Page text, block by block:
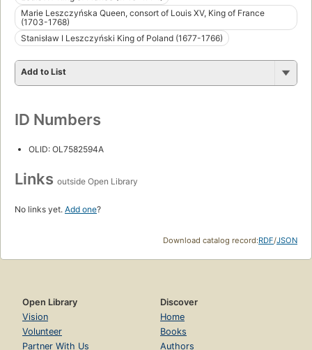
Marie Leszczyńska Queen, consort of Louis XV, King of France
(1703-1768)
Stanisław I Leszczyński King of Poland (1677-1766)
Add to List
ID Numbers
OLID: OL7582594A
Links outside Open Library
No links yet. Add one?
Download catalog record:RDF/JSON
Open Library
Vision
Volunteer
Partner With Us
Discover
Home
Books
Authors